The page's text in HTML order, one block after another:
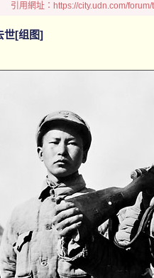
引用網址：https://city.udn.com/
世[组图]